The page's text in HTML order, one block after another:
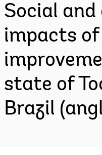
Social and
impacts
state of
Brazil